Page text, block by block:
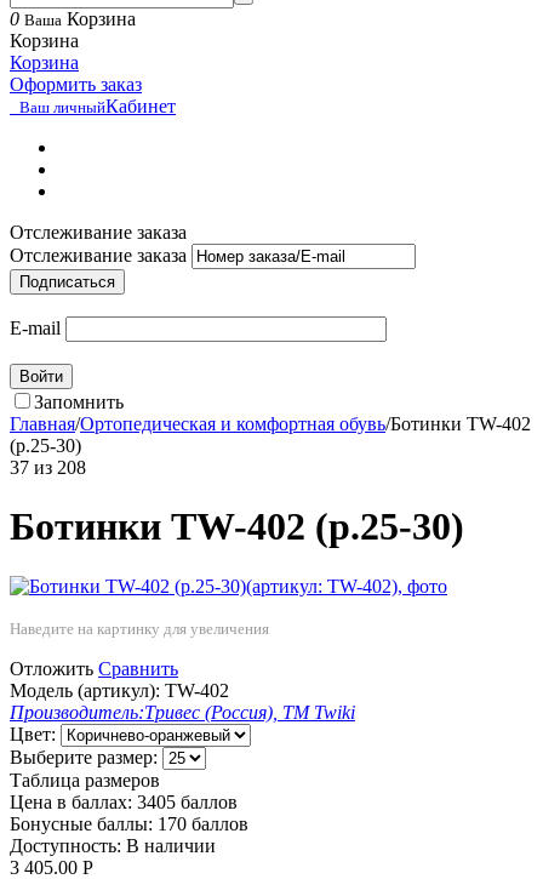
0 Ваша Корзина
Корзина
Корзина
Оформить заказ
Ваш личныйКабинет
Отслеживание заказа
Отслеживание заказа
Подписаться
E-mail
Войти
Запомнить
Главная/Ортопедическая и комфортная обувь/Ботинки TW-402
(р.25-30)
37 из 208
Ботинки TW-402 (р.25-30)
Наведите на картинку для увеличения
Отложить Сравнить
Модель (артикул): TW-402
Производитель:Тривес (Россия), ТМ Twiki
Цвет:
Выберите размер:
Таблица размеров
Цена в баллах: 3405 баллов
Бонусные баллы: 170 баллов
Доступность: В наличии
3 405.00 Р